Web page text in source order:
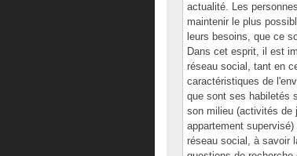
actualité. Les
maintenir le plus
leurs besoins, que ce
Dans cet esprit, il est
réseau social, tant en
caractéristiques de
que sont ses habiletés
son milieu (activités de
appartement
réseau social, à savoir